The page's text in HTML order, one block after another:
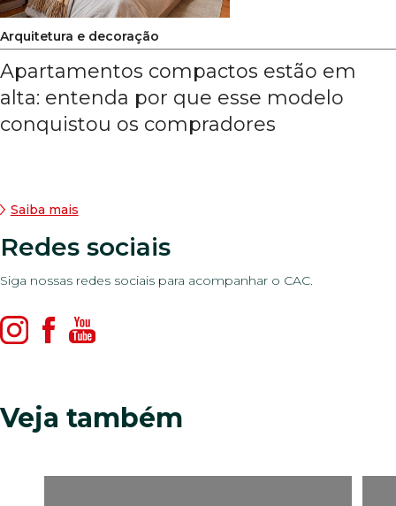
Arquitetura e decoração
Apartamentos compactos estão em
alta: entenda por que esse modelo
conquistou os compradores
Saiba mais
Redes sociais
Siga nossas redes sociais para acompanhar o CAC.
Veja também